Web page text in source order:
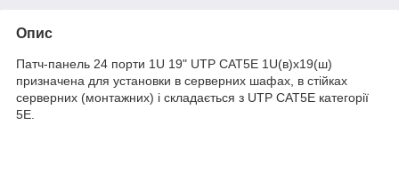
Опис
Патч-панель 24 порти 1U 19" UTP САТ5Е 1U(в)х19(ш)
призначена для установки в серверних шафах, в стійках
серверних (монтажних) і складається з UTP САТ5Е категорії
5Е.